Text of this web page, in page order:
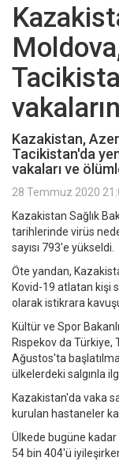
Kazakistan,
Tacikistan'da
vakaları ve
28 Temmuz 2020
Kazakistan Sağlık
tarihlerinde virüs
sayısı 793'e yükseldi.
Öte yandan,
Kovid-19 atlatan kişi
olarak istikrara
Kültür ve Spor
Rıspekov da
Ağustos'ta
ülkelerdeki salgınla
Kazakistan'da vaka
kurulan hastaneler
Ülkede bugüne
54 bin 404'ü